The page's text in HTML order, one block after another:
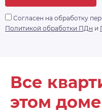
Согласен на обработку
Политикой обработки ПДн и
Все
этом доме